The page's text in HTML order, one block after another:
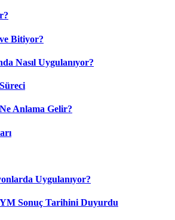
Bitiyor?
Nasıl Uygulanıyor?
Anlama Gelir?
Uygulanıyor?
Sonuç Tarihini Duyurdu